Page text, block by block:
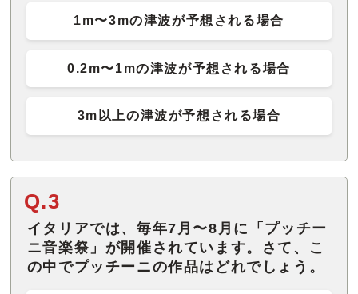
1m〜3mの津波が予想される場合
0.2m〜1mの津波が予想される場合
3m以上の津波が予想される場合
Q.3
イタリアでは、毎年7月〜8月に「プッチー
ニ音楽祭」が開催されています。さて、こ
の中でプッチーニの作品はどれでしょう。